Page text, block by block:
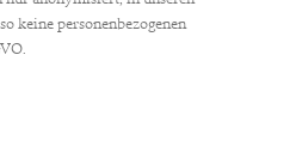
keine personenbezogenen